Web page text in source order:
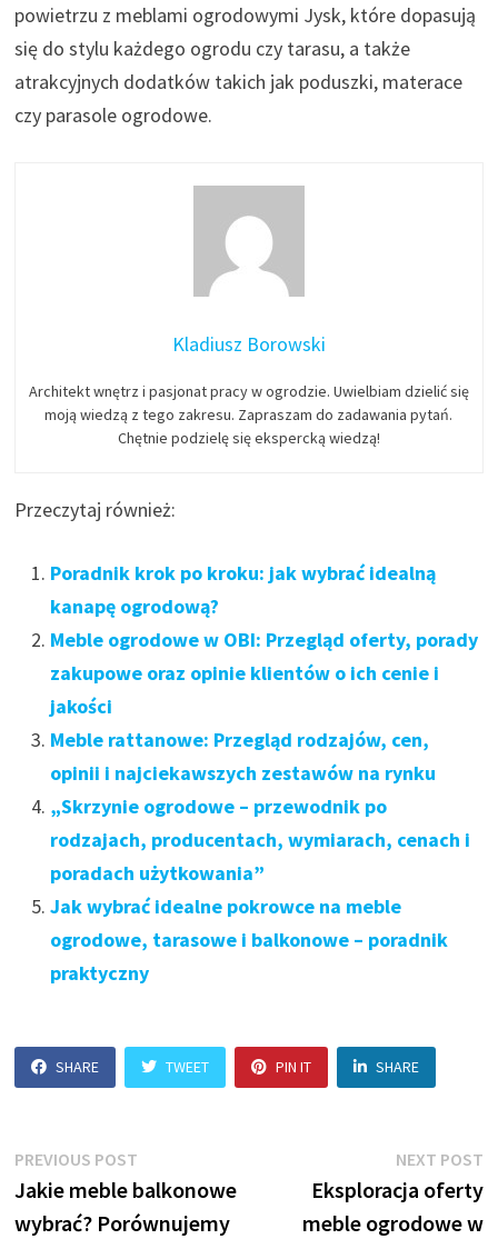
powietrzu z meblami ogrodowymi Jysk, które dopasują
się do stylu każdego ogrodu czy tarasu, a także
atrakcyjnych dodatków takich jak poduszki, materace
czy parasole ogrodowe.
Kladiusz Borowski
Architekt wnętrz i pasjonat pracy w ogrodzie. Uwielbiam dzielić się
moją wiedzą z tego zakresu. Zapraszam do zadawania pytań.
Chętnie podzielę się ekspercką wiedzą!
Przeczytaj również:
Poradnik krok po kroku: jak wybrać idealną
kanapę ogrodową?
Meble ogrodowe w OBI: Przegląd oferty, porady
zakupowe oraz opinie klientów o ich cenie i
jakości
Meble rattanowe: Przegląd rodzajów, cen,
opinii i najciekawszych zestawów na rynku
„Skrzynie ogrodowe – przewodnik po
rodzajach, producentach, wymiarach, cenach i
poradach użytkowania”
Jak wybrać idealne pokrowce na meble
ogrodowe, tarasowe i balkonowe – poradnik
praktyczny
SHARE TWEET PIN IT SHARE
Nawigacja
wpisu
PREVIOUS POST
post:
Jakie meble balkonowe
wybrać? Porównujemy
NEXT POST
Eksploracja oferty
meble ogrodowe w